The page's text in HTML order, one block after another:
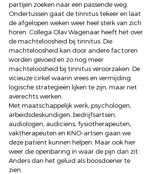
partijen zoeken naar een passende weg.
Ondertussen gaat de tinnitus tekeer en laat
de afgelopen weken weer heel sterk van zich
horen. Collega Olav Wagenaar heeft het over
de machteloosheid bij tinnitus. Die
machteloosheid kan door andere factoren
worden gevoed en zo nog meer
machteloosheid bij tinnitus veroorzaken. De
vicieuze cirkel waarin vrees en vermijding
logische strategieën lijken te zijn, maar net
averechts werken.
Met maatschappelijk werk, psychologen,
arbeidsdeskundigen, bedrijfsartsen,
audiologen, audiciens, fysiotherapeuten,
vaktherapeuten en KNO-artsen gaan we
deze patiënt kunnen helpen. Maar ook hier
weer die openbaring in waar de pijn dan zit.
Anders dan het geluid als boosdoener te
zien.